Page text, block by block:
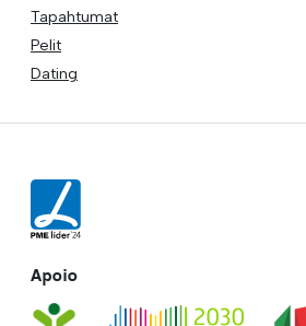
Tapahtumat
Pelit
Dating
Apoio